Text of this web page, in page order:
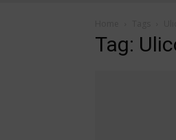
Tag: